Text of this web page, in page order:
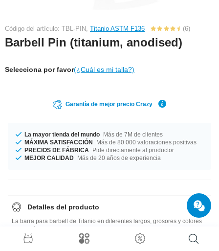
Código del artículo: TBL-PIN, Titanio ASTM F136 (6)
Barbell Pin (titanium, anodised)
Selecciona por favor(¿Cuál es mi talla?)
Garantía de mejor precio Crazy
La mayor tienda del mundo Más de 7M de clientes
MÁXIMA SATISFACCIÓN
Más de 80.000 valoraciones positivas
PRECIOS DE FÁBRICA
Pide directamente al productor
MEJOR CALIDAD Más de 20 años de experiencia
Detalles del producto
La barra para barbell de Titanio en diferentes largos, grosores y colores
es un clásico. Must have!